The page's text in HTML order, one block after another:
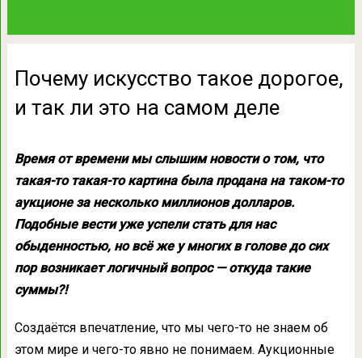
Почему искусство такое дорогое,
и так ли это на самом деле
Время от времени мы слышим новости о том, что
такая-то такая-то картина была продана на таком-то
аукционе за несколько миллионов долларов.
Подобные вести уже успели стать для нас
обыденностью, но всё же у многих в голове до сих
пор возникает логичный вопрос — откуда такие
суммы?!
Создаётся впечатление, что мы чего-то не знаем об
этом мире и чего-то явно не понимаем. Аукционные